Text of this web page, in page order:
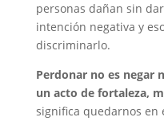
personas dañan sin
intención negativa y
discriminarlo.
Perdonar no es negar
un acto de fortaleza,
significa quedarnos en